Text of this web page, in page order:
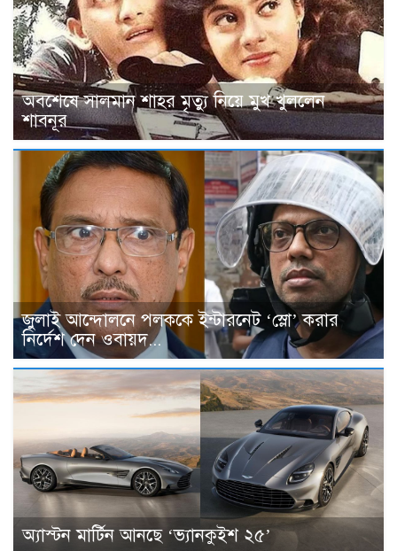
অবশেষে সালমান শাহর মৃত্যু নিয়ে মুখ খুললেন
শাবনূর
জুলাই আন্দোলনে পলককে ইন্টারনেট ‘স্লো’ করার
নির্দেশ দেন ওবায়দ...
অ্যাস্টন মার্টিন আনছে ‘ভ্যানকুইশ ২৫’